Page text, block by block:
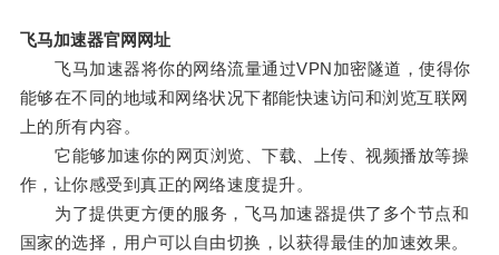
飞马加速器官网网址
飞马加速器将你的网络流量通过VPN加密隧道，使得你
能够在不同的地域和网络状况下都能快速访问和浏览互联网
上的所有内容。
它能够加速你的网页浏览、下载、上传、视频播放等操
作，让你感受到真正的网络速度提升。
为了提供更方便的服务，飞马加速器提供了多个节点和
国家的选择，用户可以自由切换，以获得最佳的加速效果。